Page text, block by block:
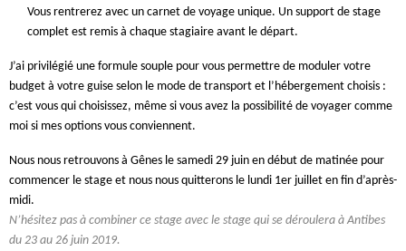
Vous rentrerez avec un carnet de voyage unique. Un support de stage
complet est remis à chaque stagiaire avant le départ.
J’ai privilégié une formule souple pour vous permettre de moduler votre
budget à votre guise selon le mode de transport et l’hébergement choisis :
c’est vous qui choisissez, même si vous avez la possibilité de voyager comme
moi si mes options vous conviennent.
Nous nous retrouvons à Gênes le samedi 29 juin en début de matinée pour
commencer le stage et nous nous quitterons le lundi 1er juillet en fin d’après-
midi.
N’hésitez pas à combiner ce stage avec le stage qui se déroulera à Antibes
du 23 au 26 juin 2019.